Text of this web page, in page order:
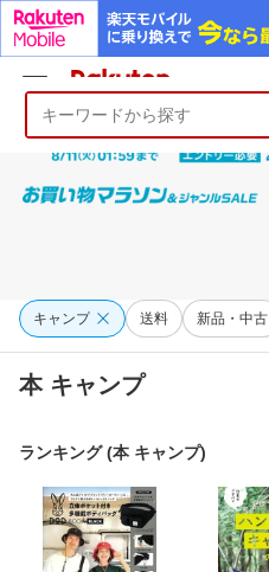
ようこそ 楽天市場へ ログイン
キャンプ 送料 新品・中古
本 キャンプ
ランキング (本 キャンプ)